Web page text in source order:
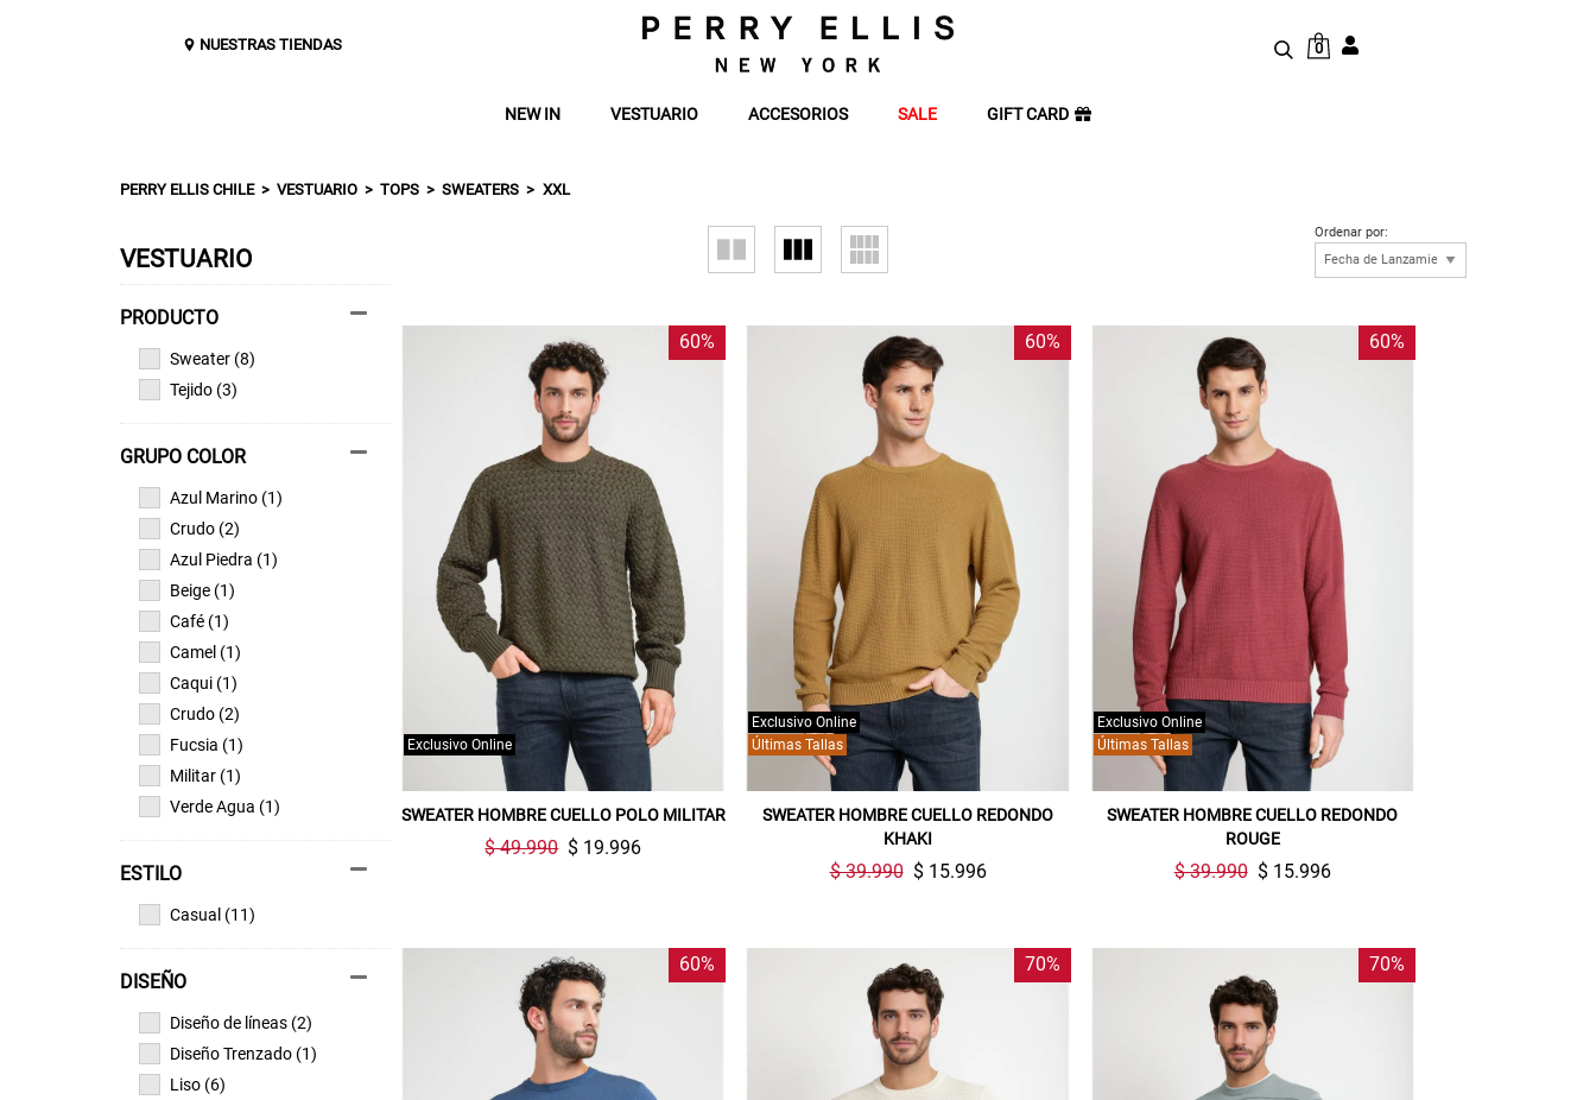
NUESTRAS TIENDAS 0
NEW IN VESTUARIO ACCESORIOS SALE GIFT CARD
PERRY ELLIS CHILE VESTUARIO TOPS SWEATERS XXL
VESTUARIO
Sweater (8)
Tejido (3)
GRUPO COLOR
Azul Marino (1)
Crudo (2)
Azul Piedra (1)
Beige (1)
Café (1)
Camel (1)
Caqui (1)
Crudo (2)
Fucsia (1)
Militar (1)
Verde Agua (1)
ESTILO
Casual (11)
DISEÑO
Diseño de líneas (2)
Diseño Trenzado (1)
Liso (6)
Ordenar por:
60%
Exclusivo Online
SWEATER HOMBRE CUELLO POLO MILITAR
$ 49.990 $ 19.996
60%
Últimas Tallas
Exclusivo Online
SWEATER HOMBRE CUELLO REDONDO
KHAKI
$ 39.990 $ 15.996
60%
Últimas Tallas
Exclusivo Online
SWEATER HOMBRE CUELLO REDONDO
ROUGE
$ 39.990 $ 15.996
60% 70% 70%